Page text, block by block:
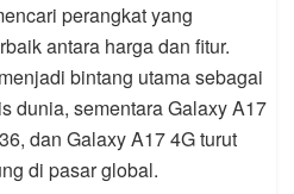
perangkat yang
antara harga dan fitur.
bintang utama sebagai
dunia, sementara Galaxy A17
dan Galaxy A17 4G turut
di pasar global.